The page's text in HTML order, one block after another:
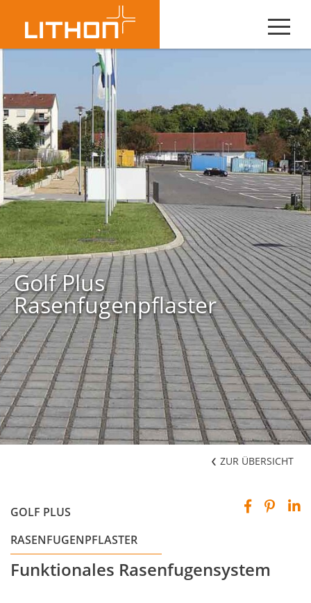
Golf Plus
Rasenfugenpflaster
ZUR ÜBERSICHT
GOLF PLUS
RASENFUGENPFLASTER
Funktionales Rasenfugensystem